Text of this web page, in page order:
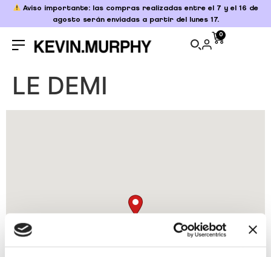
Aviso importante: las compras realizadas entre el 7 y el 16 de
agosto serán enviadas a partir del lunes 17.
0
LE DEMI